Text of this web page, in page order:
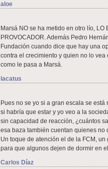
aloe
Marsá NO se ha metido en otro lío, LO
PROVOCADOR. Además Pedro
Fundación cuando dice que hay una
contra el crecimiento y quien no lo
como le pasa a Marsá.
lacatus
Pues no se yo si a gran escala se
si habría que estar y yo veo a la
sin capacidad de reacción, ¿cuántos
esa baza también cuentan quienes no
Un toque de atención el de la FCM,
para que algunos dejen de dormir en
Carlos Díaz